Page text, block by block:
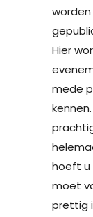
worden
Hier
mede
hoeft u
moet
prettig